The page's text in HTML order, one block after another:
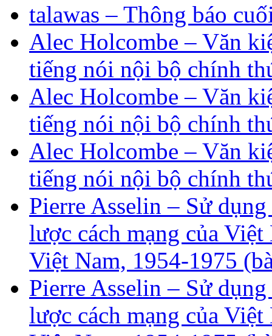
talawas – Thông báo
Alec Holcombe – Văn
tiếng nói nội bộ chính
Alec Holcombe – Văn
tiếng nói nội bộ chính
Alec Holcombe – Văn
tiếng nói nội bộ chính
Pierre Asselin – Sử
lược cách mạng của
Việt Nam, 1954-1975
Pierre Asselin – Sử
lược cách mạng của